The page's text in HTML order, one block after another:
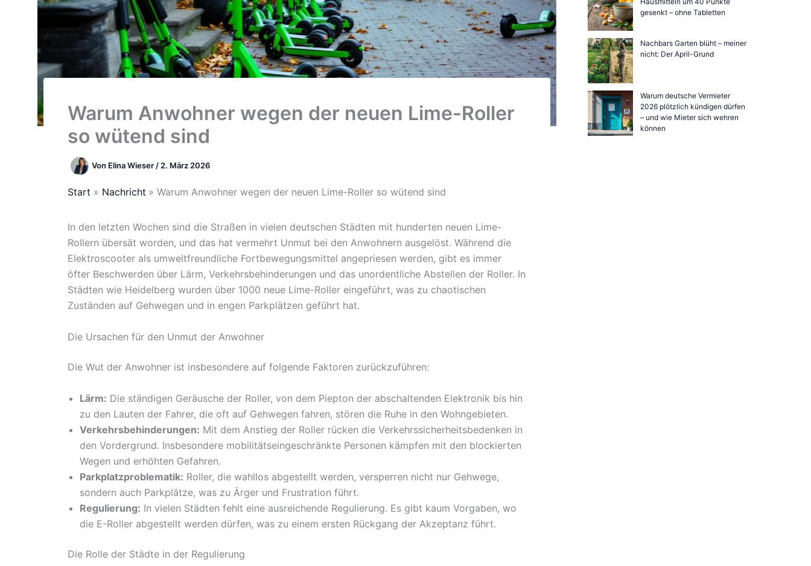
Warum Anwohner wegen der neuen Lime-Roller
so wütend sind
Von Elina Wieser / 2. März 2026
Start Nachricht Warum Anwohner wegen der neuen Lime-Roller so wütend sind
In den letzten Wochen sind die Straßen in vielen deutschen Städten mit hunderten neuen Lime-
Rollern übersät worden, und das hat vermehrt Unmut bei den Anwohnern ausgelöst. Während die
Elektroscooter als umweltfreundliche Fortbewegungsmittel angepriesen werden, gibt es immer
öfter Beschwerden über Lärm, Verkehrsbehinderungen und das unordentliche Abstellen der Roller. In
Städten wie Heidelberg wurden über 1000 neue Lime-Roller eingeführt, was zu chaotischen
Zuständen auf Gehwegen und in engen Parkplätzen geführt hat.
Die Ursachen für den Unmut der Anwohner
Die Wut der Anwohner ist insbesondere auf folgende Faktoren zurückzuführen:
Lärm: Die ständigen Geräusche der Roller, von dem Piepton der abschaltenden Elektronik bis hin
zu den Lauten der Fahrer, die oft auf Gehwegen fahren, stören die Ruhe in den Wohngebieten.
Verkehrsbehinderungen: Mit dem Anstieg der Roller rücken die Verkehrssicherheitsbedenken in
den Vordergrund. Insbesondere mobilitätseingeschränkte Personen kämpfen mit den blockierten
Wegen und erhöhten Gefahren.
Parkplatzproblematik: Roller, die wahllos abgestellt werden, versperren nicht nur Gehwege,
sondern auch Parkplätze, was zu Ärger und Frustration führt.
Regulierung: In vielen Städten fehlt eine ausreichende Regulierung. Es gibt kaum Vorgaben, wo
die E-Roller abgestellt werden dürfen, was zu einem ersten Rückgang der Akzeptanz führt.
Die Rolle der Städte in der Regulierung
gesenkt – ohne Tabletten
Nachbars Garten blüht – meiner
nicht: Der April-Grund
Warum deutsche Vermieter
2026 plötzlich kündigen dürfen
– und wie Mieter sich wehren
können